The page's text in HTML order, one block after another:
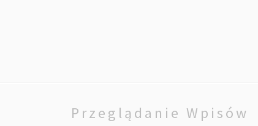
Przeglądanie Wpisów